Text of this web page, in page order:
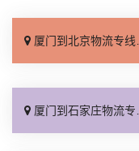
厦门到北京物流专线_直达不中转「送货到门」
厦门到石家庄物流专线_准时准点「多少公里」